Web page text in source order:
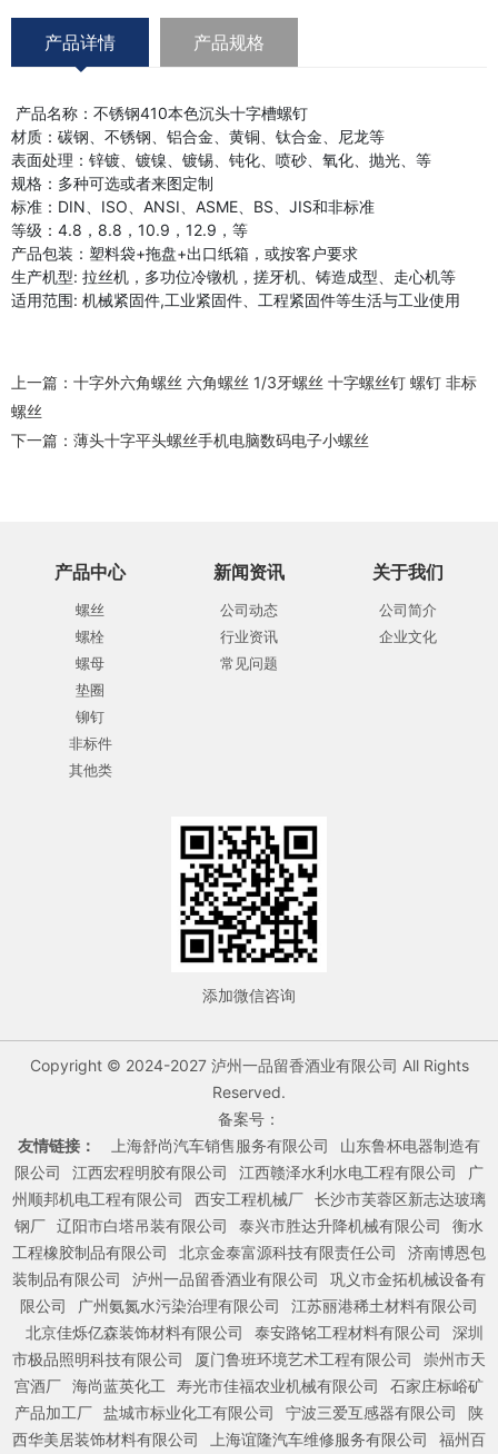
产品详情 产品规格
产品名称：不锈钢410本色沉头十字槽螺钉
材质：碳钢、不锈钢、铝合金、黄铜、钛合金、尼龙等
表面处理：锌镀、镀镍、镀锡、钝化、喷砂、氧化、抛光、等
规格：多种可选或者来图定制
标准：DIN、ISO、ANSI、ASME、BS、JIS和非标准
等级：4.8，8.8，10.9，12.9，等
产品包装：塑料袋+拖盘+出口纸箱，或按客户要求
生产机型: 拉丝机，多功位冷镦机，搓牙机、铸造成型、走心机等
适用范围: 机械紧固件,工业紧固件、工程紧固件等生活与工业使用
上一篇： 十字外六角螺丝 六角螺丝 1/3牙螺丝 十字螺丝钉 螺钉 非标
螺丝
下一篇： 薄头十字平头螺丝手机电脑数码电子小螺丝
产品中心
螺丝
螺栓
螺母
垫圈
铆钉
非标件
其他类
新闻资讯
公司动态
行业资讯
常见问题
关于我们
公司简介
企业文化
添加微信咨询
Copyright © 2024-2027 泸州一品留香酒业有限公司 All Rights
Reserved.
备案号：
友情链接：
上海舒尚汽车销售服务有限公司
山东鲁杯电器制造有
限公司
江西宏程明胶有限公司 江西赣泽水利水电工程有限公司
广
州顺邦机电工程有限公司
西安工程机械厂 长沙市芙蓉区新志达玻璃
钢厂 辽阳市白塔吊装有限公司 泰兴市胜达升降机械有限公司
衡水
工程橡胶制品有限公司
北京金泰富源科技有限责任公司
济南博恩包
装制品有限公司
泸州一品留香酒业有限公司
巩义市金拓机械设备有
限公司
广州氨氮水污染治理有限公司
江苏丽港稀土材料有限公司
北京佳烁亿森装饰材料有限公司
泰安路铭工程材料有限公司
深圳
市极品照明科技有限公司
厦门鲁班环境艺术工程有限公司
崇州市天
宫酒厂 海尚蓝英化工 寿光市佳福农业机械有限公司
石家庄标峪矿
产品加工厂 盐城市标业化工有限公司 宁波三爱互感器有限公司
陕
西华美居装饰材料有限公司
上海谊隆汽车维修服务有限公司 福州百